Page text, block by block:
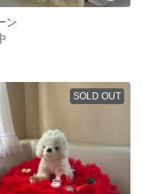
ン
SOLD OUT